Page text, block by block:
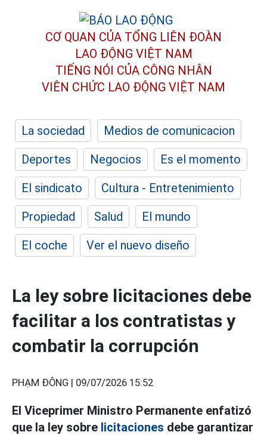
CƠ QUAN CỦA TỔNG LIÊN ĐOÀN
LAO ĐỘNG VIỆT NAM
TIẾNG NÓI CỦA CÔNG NHÂN
VIÊN CHỨC LAO ĐỘNG VIỆT NAM
La sociedad
Medios de comunicacion
Deportes
Negocios
Es el momento
El sindicato
Cultura - Entretenimiento
Propiedad
Salud
El mundo
El coche
Ver el nuevo diseño
La ley sobre licitaciones debe
facilitar a los contratistas y
combatir la corrupción
PHẠM ĐÔNG | 09/07/2026 15:52
El Viceprimer Ministro Permanente enfatizó
que la ley sobre licitaciones debe garantizar